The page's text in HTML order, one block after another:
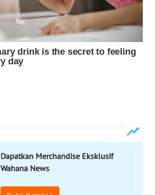
Dapatkan Merchandise Eksklusif
Wahana News